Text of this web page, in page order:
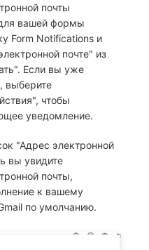
почты
вашей формы
Form Notifications и
почте" из
Если вы уже
выберите
чтобы
уведомление.
"Адрес электронной
вы увидите
почты,
к вашему
по умолчанию.